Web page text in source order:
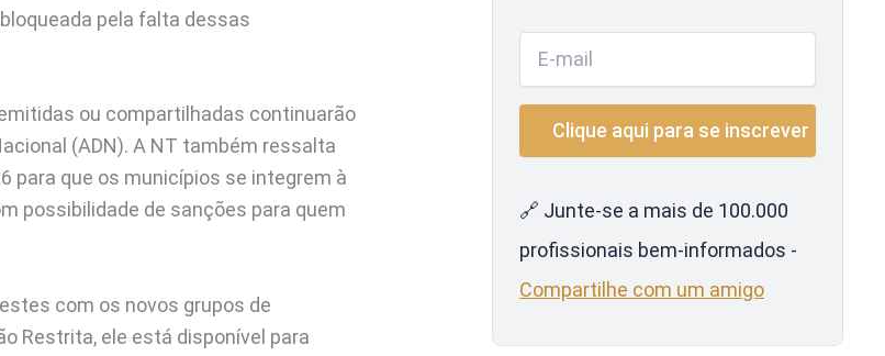
pela falta dessas
ou compartilhadas continuarão
(ADN). A NT também ressalta
para que os municípios se integrem à
possibilidade de sanções para quem
com os novos grupos de
Restrita, ele está disponível para
🔗 Junte-se a mais de 100.000
profissionais bem-informados -
Compartilhe com um amigo